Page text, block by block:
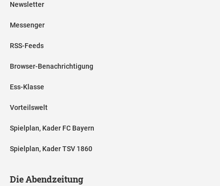
Newsletter
Messenger
RSS-Feeds
Browser-Benachrichtigung
Ess-Klasse
Vorteilswelt
Spielplan, Kader FC Bayern
Spielplan, Kader TSV 1860
Die Abendzeitung